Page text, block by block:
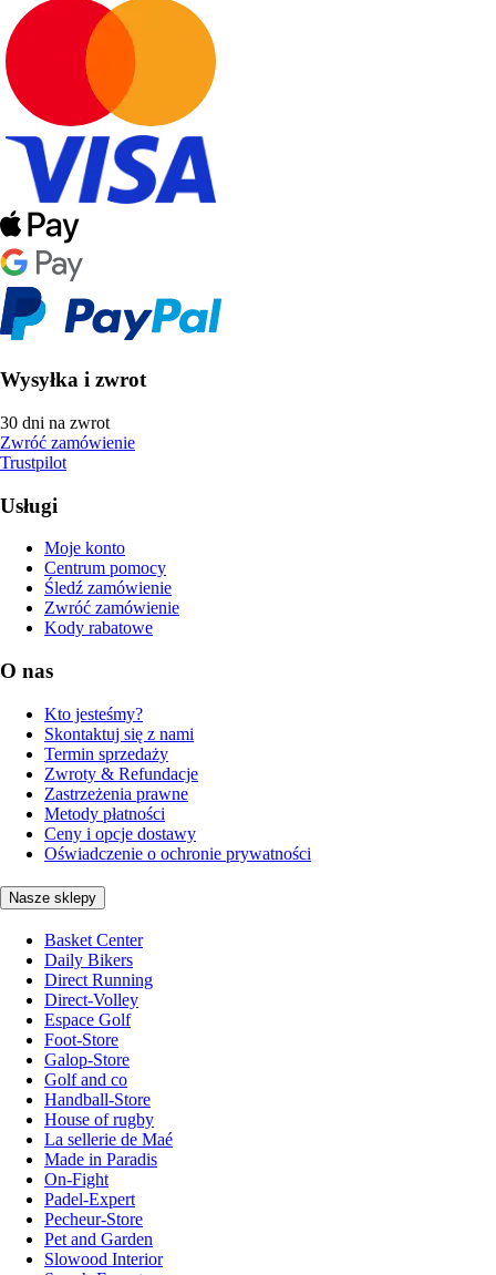
Wysyłka i zwrot
30 dni na zwrot
Zwróć zamówienie
Trustpilot
Usługi
Moje konto
Centrum pomocy
Śledź zamówienie
Zwróć zamówienie
Kody rabatowe
O nas
Kto jesteśmy?
Skontaktuj się z nami
Termin sprzedaży
Zwroty & Refundacje
Zastrzeżenia prawne
Metody płatności
Ceny i opcje dostawy
Oświadczenie o ochronie prywatności
Nasze sklepy
Basket Center
Daily Bikers
Direct Running
Direct-Volley
Espace Golf
Foot-Store
Galop-Store
Golf and co
Handball-Store
House of rugby
La sellerie de Maé
Made in Paradis
On-Fight
Padel-Expert
Pecheur-Store
Pet and Garden
Slowood Interior